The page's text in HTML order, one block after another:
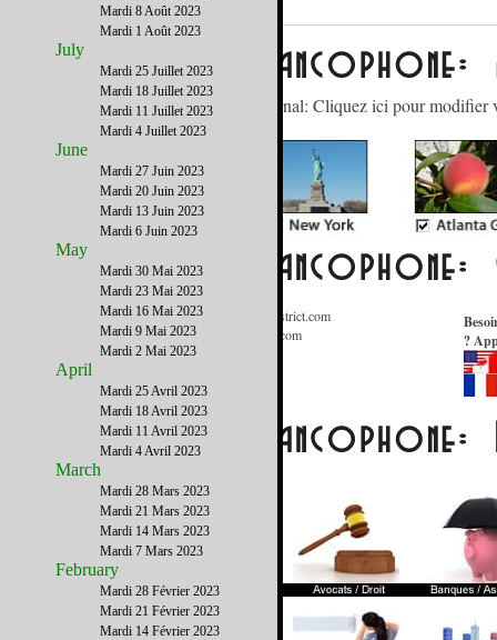
Gérez votre abonnement à notre journal: Cliquez ici pour modifier
Informations Générales:Contact@FrenchDistrict.com
Publicité / Médias:Publicite@FrenchDistrict.com
Annuaire@FrenchDistrict.com
Rédaction
Webmaster:Webmaster@FrenchDistrict.com
?
Mardi 8 Août 2023
Mardi 1 Août 2023
July
Mardi 25 Juillet 2023
Mardi 18 Juillet 2023
Mardi 11 Juillet 2023
Mardi 4 Juillet 2023
June
Mardi 27 Juin 2023
Mardi 20 Juin 2023
Mardi 13 Juin 2023
Mardi 6 Juin 2023
May
Mardi 30 Mai 2023
Mardi 23 Mai 2023
Mardi 16 Mai 2023
Mardi 9 Mai 2023
Mardi 2 Mai 2023
April
Mardi 25 Avril 2023
Mardi 18 Avril 2023
Mardi 11 Avril 2023
Mardi 4 Avril 2023
March
Mardi 28 Mars 2023
Mardi 21 Mars 2023
Mardi 14 Mars 2023
Mardi 7 Mars 2023
February
Mardi 28 Février 2023
Mardi 21 Février 2023
Mardi 14 Février 2023